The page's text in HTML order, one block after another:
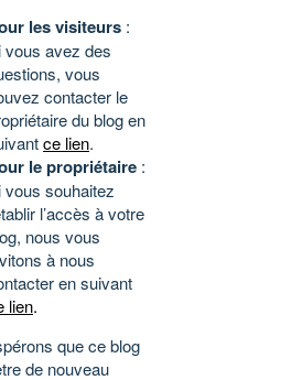
les visiteurs :
vous avez des
vous
contacter le
du blog en
ce lien.
le propriétaire :
vous souhaitez
l’accès à votre
nous vous
à nous
en suivant
lien.
que ce blog
de nouveau